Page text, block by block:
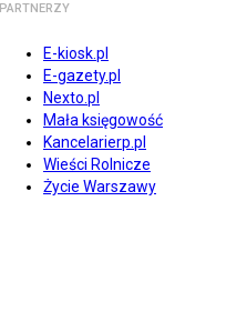
PARTNERZY
E-kiosk.pl
E-gazety.pl
Nexto.pl
Mała księgowość
Kancelarierp.pl
Wieści Rolnicze
Życie Warszawy